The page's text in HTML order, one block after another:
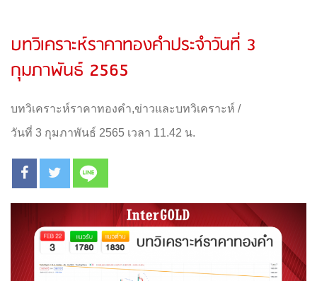
บทวิเคราะห์ราคาทองคำประจำวันที่ 3
กุมภาพันธ์ 2565
บทวิเคราะห์ราคาทองคำ,ข่าวและบทวิเคราะห์ /
วันที่ 3 กุมภาพันธ์ 2565 เวลา 11.42 น.